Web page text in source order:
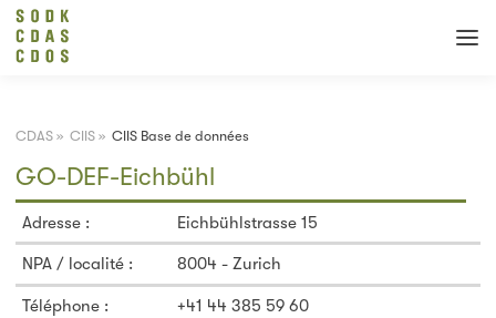
CDAS » CIIS » CIIS Base de données
GO-DEF-Eichbühl
Adresse : Eichbühlstrasse 15
NPA / localité : 8004 - Zurich
Téléphone : +41 44 385 59 60